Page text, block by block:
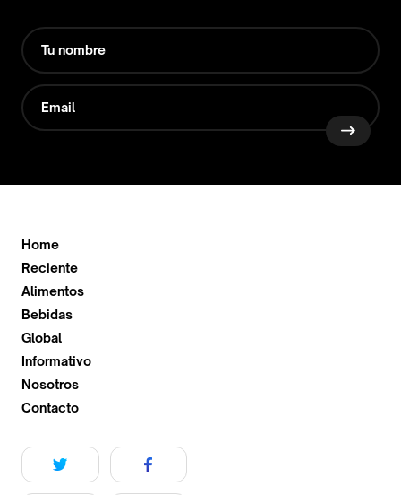
Home
Reciente
Alimentos
Bebidas
Global
Informativo
Nosotros
Contacto